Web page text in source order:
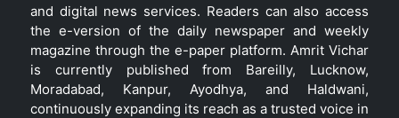
and digital news services. Readers can also access
the e-version of the daily newspaper and weekly
magazine through the e-paper platform. Amrit Vichar
is currently published from Bareilly, Lucknow,
Moradabad, Kanpur, Ayodhya, and Haldwani,
continuously expanding its reach as a trusted voice in